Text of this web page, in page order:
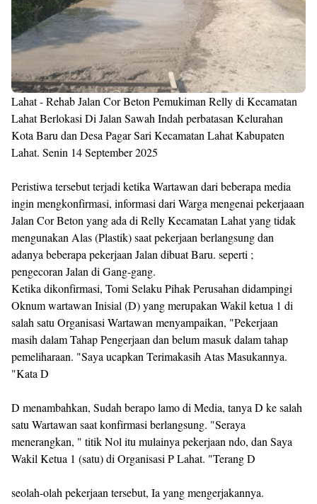
Lahat - Rehab Jalan Cor Beton Pemukiman Relly di Kecamatan
Lahat Berlokasi Di Jalan Sawah Indah perbatasan Kelurahan
Kota Baru dan Desa Pagar Sari Kecamatan Lahat Kabupaten
Lahat. Senin 14 September 2025
Peristiwa tersebut terjadi ketika Wartawan dari beberapa media
ingin mengkonfirmasi, informasi dari Warga mengenai pekerjaaan
Jalan Cor Beton yang ada di Relly Kecamatan Lahat yang tidak
mengunakan Alas (Plastik) saat pekerjaan berlangsung dan
adanya beberapa pekerjaan Jalan dibuat Baru. seperti ;
pengecoran Jalan di Gang-gang.
Ketika dikonfirmasi, Tomi Selaku Pihak Perusahan didampingi
Oknum wartawan Inisial (D) yang merupakan Wakil ketua 1 di
salah satu Organisasi Wartawan menyampaikan, "Pekerjaan
masih dalam Tahap Pengerjaan dan belum masuk dalam tahap
pemeliharaan. "Saya ucapkan Terimakasih Atas Masukannya.
"Kata D
D menambahkan, Sudah berapo lamo di Media, tanya D ke salah
satu Wartawan saat konfirmasi berlangsung. "Seraya
menerangkan, " titik Nol itu mulainya pekerjaan ndo, dan Saya
Wakil Ketua 1 (satu) di Organisasi P Lahat. "Terang D
seolah-olah pekerjaan tersebut, Ia yang mengerjakannya.